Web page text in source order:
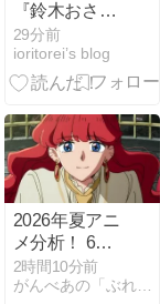
『鈴木おさむ
✕古市憲寿
「日曜夜に、
こっそ
れたら困りま
す…ですが、
困るからこそ
面白いアカデ
ミック下世話
ばなし。
29分前
ioritorei’s blog
2026年夏アニ
メ分析！ 6ｗ
7「良き友」
が主人公の作
2時間10分前
がんべあの「ぶれない」キャラクター＆ストーリーの作り方